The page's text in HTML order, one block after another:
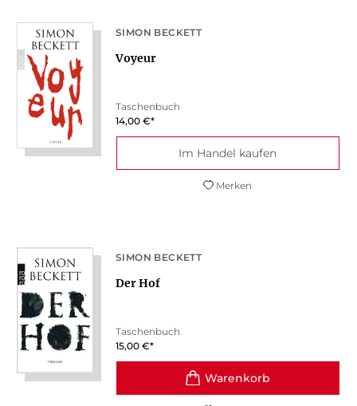
SIMON BECKETT
Voyeur
Taschenbuch
14,00 €*
Im Handel kaufen
Merken
SIMON BECKETT
Der Hof
Taschenbuch
15,00 €*